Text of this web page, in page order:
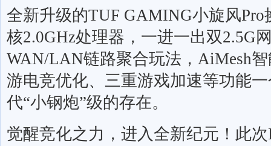
全新升级的TUF GAMING小旋风Pro
核2.0GHz处理器，一进一出双2.5G
WAN/LAN链路聚合玩法， AiMesh
游电竞优化、三重游戏加速等功能
代“小钢炮”级的存在。
觉醒竞化之力，进入全新纪元！此次